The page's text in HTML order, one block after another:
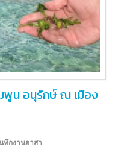
พูน อนุรักษ์ ณ เมือง
ทึกงานอาสา